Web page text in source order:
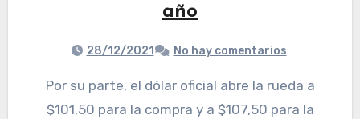
año
28/12/2021 No hay comentarios
Por su parte, el dólar oficial abre la rueda a
$101,50 para la compra y a $107,50 para la